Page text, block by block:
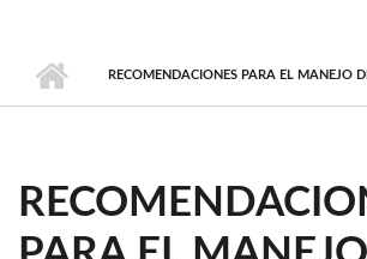
RECOMENDACIONES PARA EL MANEJO